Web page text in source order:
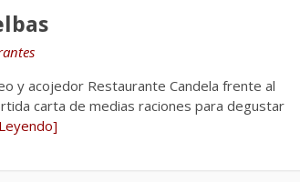
y acojedor Restaurante Candela frente al
carta de medias raciones para degustar